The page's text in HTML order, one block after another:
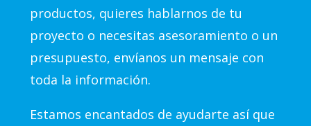
productos, quieres hablarnos de tu
proyecto o necesitas asesoramiento o un
presupuesto, envíanos un mensaje con
toda la información.
Estamos encantados de ayudarte así que